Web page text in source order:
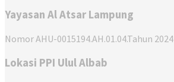
Yayasan Al Atsar Lampung
Nomor AHU-0015194.AH.01.04.Tahun 2024
Lokasi PPI Ulul Albab